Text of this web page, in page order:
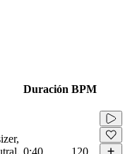
Duración BPM
0:40 120